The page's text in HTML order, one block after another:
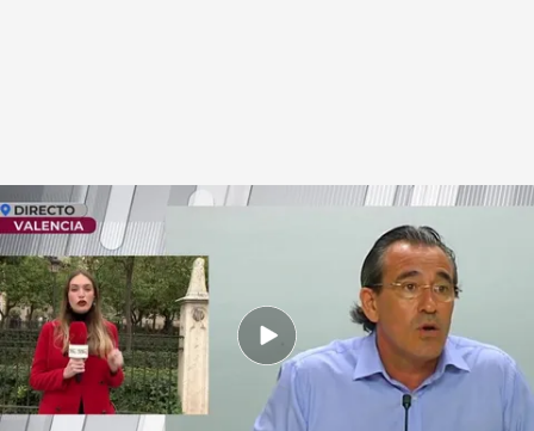
Arturo Torró, exalcalde de Gandía, Valencia cuatro.com
En boca de todos
20 FEB 2025 - 11:02h.
El que fuera alcalde de Gandía desde el año
2011 al 2015 ha sido encontrado sin vida